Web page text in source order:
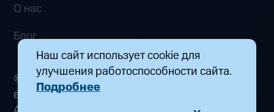
Наш сайт использует cookie для
улучшения работоспособности сайта.
Подробнее
О нас
Блог
© 2026 ООО «Маркетплейс распределенных
вычислений». Все права защищены